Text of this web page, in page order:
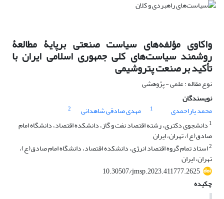
واکاوی مؤلفه‌های سیاست‌ صنعتی برپایۀ مطالعۀ
روشمند سیاست‌های کلی جمهوری اسلامی ایران با
تأکید بر صنعت پتروشیمی
نوع مقاله : علمی - پژوهشی
نویسندگان
محمد یاراحمدی
1 مهدی صادقی شاهدانی
2
1 دانشجوی دکتری، رشته اقتصاد نفت و گاز، دانشکده اقتصاد، دانشگاه امام
صادق(ع)، تهران، ایران
2استاد تمام گروه اقتصاد انرژی، دانشکده اقتصاد، دانشگاه امام صادق(ع)،
تهران، ایران
10.30507/jmsp.2023.411777.2625
چکیده